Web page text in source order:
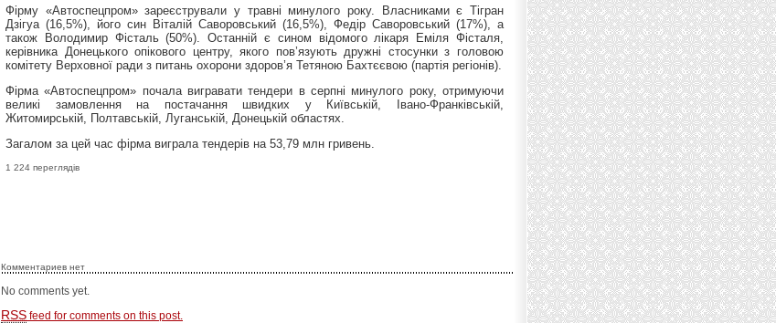
Фірму «Автоспецпром» зареєстрували у травні минулого року. Власниками є Тігран
Дзігуа (16,5%), його син Віталій Саворовський (16,5%), Федір Саворовський (17%), а
також Володимир Фісталь (50%). Останній є сином відомого лікаря Еміля Фісталя,
керівника Донецького опікового центру, якого пов’язують дружні стосунки з головою
комітету Верховної ради з питань охорони здоров’я Тетяною Бахтєєвою (партія регіонів).
Фірма «Автоспецпром» почала вигравати тендери в серпні минулого року, отримуючи
великі замовлення на постачання швидких у Київській, Івано-Франківській,
Житомирській, Полтавській, Луганській, Донецькій областях.
Загалом за цей час фірма виграла тендерів на 53,79 млн гривень.
1 224 переглядів
Комментариев нет
No comments yet.
RSS feed for comments on this post.